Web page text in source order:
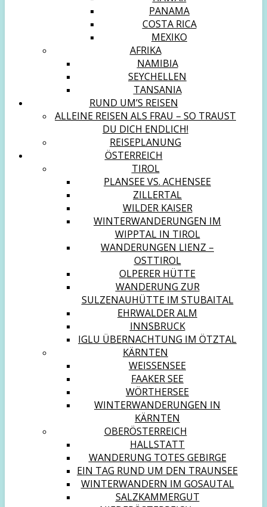
PANAMA
COSTA RICA
MEXIKO
AFRIKA
NAMIBIA
SEYCHELLEN
TANSANIA
RUND UM’S REISEN
ALLEINE REISEN ALS FRAU – SO TRAUST
DU DICH ENDLICH!
REISEPLANUNG
ÖSTERREICH
TIROL
PLANSEE VS. ACHENSEE
ZILLERTAL
WILDER KAISER
WINTERWANDERUNGEN IM
WIPPTAL IN TIROL
WANDERUNGEN LIENZ –
OSTTIROL
OLPERER HÜTTE
WANDERUNG ZUR
SULZENAUHÜTTE IM STUBAITAL
EHRWALDER ALM
INNSBRUCK
IGLU ÜBERNACHTUNG IM ÖTZTAL
KÄRNTEN
WEISSENSEE
FAAKER SEE
WÖRTHERSEE
WINTERWANDERUNGEN IN
KÄRNTEN
OBERÖSTERREICH
HALLSTATT
WANDERUNG TOTES GEBIRGE
EIN TAG RUND UM DEN TRAUNSEE
WINTERWANDERN IM GOSAUTAL
SALZKAMMERGUT